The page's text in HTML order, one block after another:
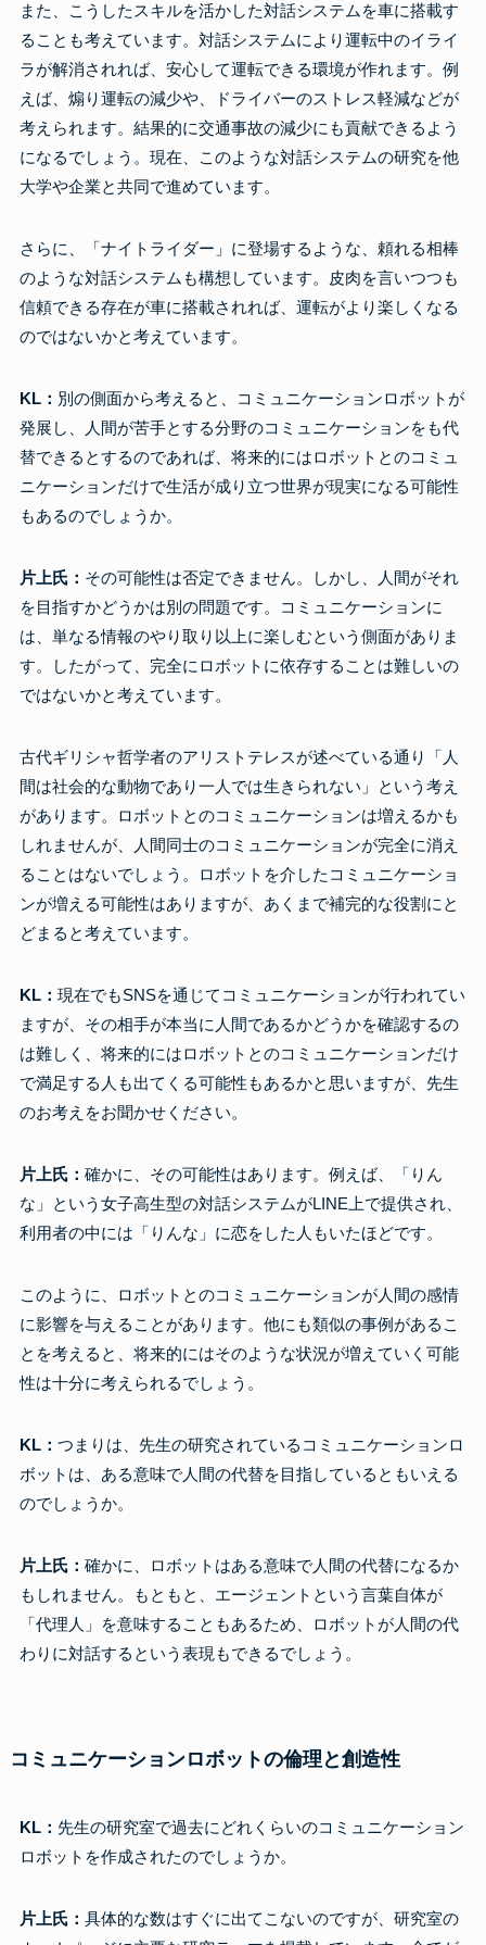
また、こうしたスキルを活かした対話システムを車に搭載す
ることも考えています。対話システムにより運転中のイライ
ラが解消されれば、安心して運転できる環境が作れます。例
えば、煽り運転の減少や、ドライバーのストレス軽減などが
考えられます。結果的に交通事故の減少にも貢献できるよう
になるでしょう。現在、このような対話システムの研究を他
大学や企業と共同で進めています。
さらに、「ナイトライダー」に登場するような、頼れる相棒
のような対話システムも構想しています。皮肉を言いつつも
信頼できる存在が車に搭載されれば、運転がより楽しくなる
のではないかと考えています。
KL： 別の側面から考えると、コミュニケーションロボットが
発展し、人間が苦手とする分野のコミュニケーションをも代
替できるとするのであれば、将来的にはロボットとのコミュ
ニケーションだけで生活が成り立つ世界が現実になる可能性
もあるのでしょうか。
片上氏： その可能性は否定できません。しかし、人間がそれ
を目指すかどうかは別の問題です。コミュニケーションに
は、単なる情報のやり取り以上に楽しむという側面がありま
す。したがって、完全にロボットに依存することは難しいの
ではないかと考えています。
古代ギリシャ哲学者のアリストテレスが述べている通り「人
間は社会的な動物であり一人では生きられない」という考え
があります。ロボットとのコミュニケーションは増えるかも
しれませんが、人間同士のコミュニケーションが完全に消え
ることはないでしょう。ロボットを介したコミュニケーショ
ンが増える可能性はありますが、あくまで補完的な役割にと
どまると考えています。
KL： 現在でもSNSを通じてコミュニケーションが行われてい
ますが、その相手が本当に人間であるかどうかを確認するの
は難しく、将来的にはロボットとのコミュニケーションだけ
で満足する人も出てくる可能性もあるかと思いますが、先生
のお考えをお聞かせください。
片上氏： 確かに、その可能性はあります。例えば、「りん
な」という女子高生型の対話システムがLINE上で提供され、
利用者の中には「りんな」に恋をした人もいたほどです。
このように、ロボットとのコミュニケーションが人間の感情
に影響を与えることがあります。他にも類似の事例があるこ
とを考えると、将来的にはそのような状況が増えていく可能
性は十分に考えられるでしょう。
KL： つまりは、先生の研究されているコミュニケーションロ
ボットは、ある意味で人間の代替を目指しているともいえる
のでしょうか。
片上氏： 確かに、ロボットはある意味で人間の代替になるか
もしれません。もともと、エージェントという言葉自体が
「代理人」を意味することもあるため、ロボットが人間の代
わりに対話するという表現もできるでしょう。
コミュニケーションロボットの倫理と創造性
KL： 先生の研究室で過去にどれくらいのコミュニケーション
ロボットを作成されたのでしょうか。
片上氏： 具体的な数はすぐに出てこないのですが、研究室の